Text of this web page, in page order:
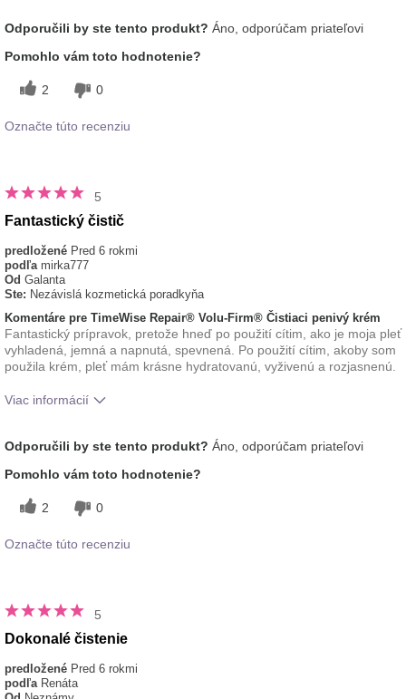
používaním tohto prípravku?
pocit na pokožke
Odporučili by ste tento produkt? Áno, odporúčam priateľovi
Pomohlo vám toto hodnotenie?
2 0
Označte túto recenziu
5
Fantastický čistič
predložené Pred 6 rokmi
podľa mirka777
Od Galanta
Ste: Nezávislá kozmetická poradkyňa
Komentáre pre TimeWise Repair® Volu-Firm® Čistiaci penivý krém
Fantastický prípravok, pretože hneď po použití cítim, ako je moja pleť
vyhladená, jemná a napnutá, spevnená. Po použití cítim, akoby som
použila krém, pleť mám krásne hydratovanú, vyživenú a rozjasnenú.
Viac informácií
s používaním tohto
prípravku?
vstrebáva, Osviežujúci, Príjemný pocit
na pokožke
Odporučili by ste tento produkt? Áno, odporúčam priateľovi
Pomohlo vám toto hodnotenie?
2 0
Označte túto recenziu
5
Dokonalé čistenie
predložené Pred 6 rokmi
podľa Renáta